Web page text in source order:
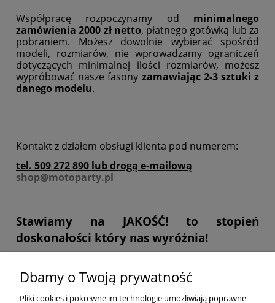
Współpracę rozpoczynamy od minimalnego
zamówienia 2000 zł netto, płatnego gotówką lub za
pobraniem. Możesz dowolnie wybierać spośród
modeli, rozmiarów, nie wprowadzamy ograniczeń
dotyczących minimalnej ilości rozmiarów, możesz
wypróbować nasze fasony zamawiając 2-3 sztuki z
danego modelu.
Kontakt z działem obsługi klienta pod numerem:
tel. 509 272 890 lub drogą e-mailową
shop@motoparty.pl
Stawiamy na JAKOŚĆ!to stopień
doskonałości który nas wyróżnia!
POMOC
Dbamy o Twoją prywatność
Pliki cookies i pokrewne im technologie umożliwiają poprawne